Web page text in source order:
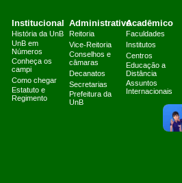
Institucional
História da UnB
UnB em
Números
Conheça os
campi
Como chegar
Estatuto e
Regimento
Administrativo
Reitoria
Vice-Reitoria
Conselhos e
câmaras
Decanatos
Secretarias
Prefeitura da
UnB
Acadêmico
Faculdades
Institutos
Centros
Educação a
Distância
Assuntos
Internacionais